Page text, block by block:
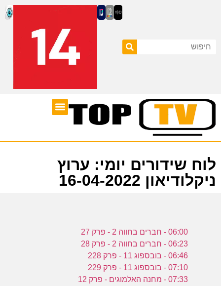
לוח שידורים יומי: ערוץ
ניקלודיאון 16-04-2022
06:00 - חברים בחווה 2 - פרק 27
06:23 - חברים בחווה 2 - פרק 28
06:46 - בובספוג 11 - פרק 228
07:10 - בובספוג 11 - פרק 229
07:33 - מחנה האלמוגים - פרק 12